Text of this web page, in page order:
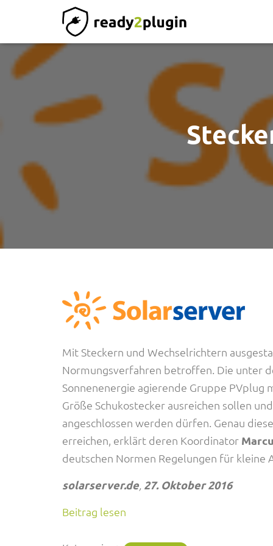
Mit Steckern und Wechselrichtern
Normungsverfahren betroffen. Die unter
Sonnenenergie agierende Gruppe PVplug
Größe Schukostecker ausreichen sollen
angeschlossen werden dürfen. Genau
erreichen, erklärt deren Koordinator
deutschen Normen Regelungen für kleine
solarserver.de, 27. Oktober 2016
Beitrag lesen